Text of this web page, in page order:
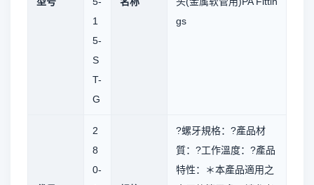
1
5-
S
T-
G
gs
2
8
0-
?螺牙規格：?產品材
質：?工作溫度：?產品
特性：＊本產品適用之